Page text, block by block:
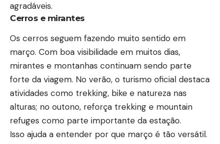
agradáveis.
Cerros e mirantes
Os cerros seguem fazendo muito sentido em
março. Com boa visibilidade em muitos dias,
mirantes e montanhas continuam sendo parte
forte da viagem. No verão, o turismo oficial destaca
atividades como trekking, bike e natureza nas
alturas; no outono, reforça trekking e mountain
refuges como parte importante da estação.
Isso ajuda a entender por que março é tão versátil.